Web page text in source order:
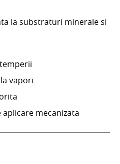
la substraturi minerale si
vapori
mecanizata